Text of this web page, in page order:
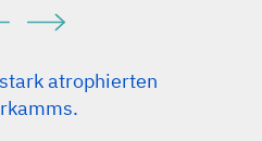
atrophierten